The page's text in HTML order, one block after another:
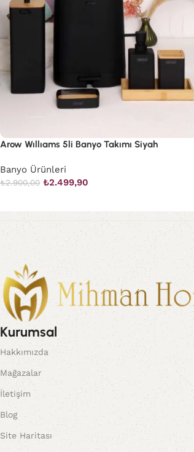
Arow Wıllıams 5li Banyo Takımı Siyah
Banyo Ürünleri
₺2.900,00 ₺2.499,90
Kurumsal
Hakkımızda
Mağazalar
İletişim
Blog
Site Haritası